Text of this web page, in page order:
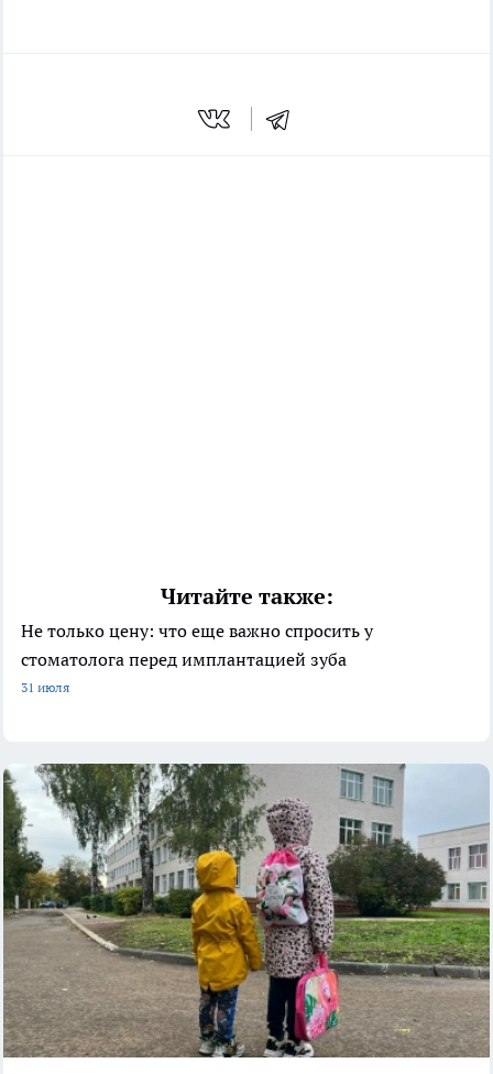
Читайте также:
Не только цену: что еще важно спросить у
стоматолога перед имплантацией зуба
31 июля